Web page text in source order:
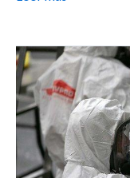
Información
sobre
cómo
gestionar
residuos